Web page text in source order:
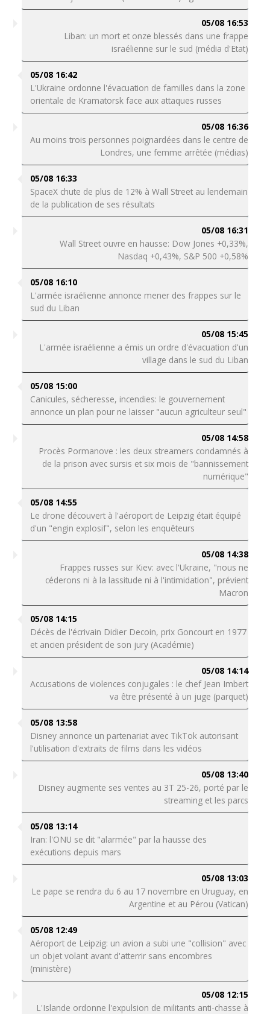
05/08 16:53
Liban: un mort et onze blessés dans une frappe
israélienne sur le sud (média d'Etat)
05/08 16:42
L'Ukraine ordonne l'évacuation de familles dans la zone
orientale de Kramatorsk face aux attaques russes
05/08 16:36
Au moins trois personnes poignardées dans le centre de
Londres, une femme arrêtée (médias)
05/08 16:33
SpaceX chute de plus de 12% à Wall Street au lendemain
de la publication de ses résultats
05/08 16:31
Wall Street ouvre en hausse: Dow Jones +0,33%,
Nasdaq +0,43%, S&P 500 +0,58%
05/08 16:10
L'armée israélienne annonce mener des frappes sur le
sud du Liban
05/08 15:45
L'armée israélienne a émis un ordre d'évacuation d'un
village dans le sud du Liban
05/08 15:00
Canicules, sécheresse, incendies: le gouvernement
annonce un plan pour ne laisser "aucun agriculteur seul"
05/08 14:58
Procès Pormanove : les deux streamers condamnés à
de la prison avec sursis et six mois de "bannissement
numérique"
05/08 14:55
Le drone découvert à l'aéroport de Leipzig était équipé
d'un "engin explosif", selon les enquêteurs
05/08 14:38
Frappes russes sur Kiev: avec l'Ukraine, "nous ne
céderons ni à la lassitude ni à l'intimidation", prévient
Macron
05/08 14:15
Décès de l'écrivain Didier Decoin, prix Goncourt en 1977
et ancien président de son jury (Académie)
05/08 14:14
Accusations de violences conjugales : le chef Jean Imbert
va être présenté à un juge (parquet)
05/08 13:58
Disney annonce un partenariat avec TikTok autorisant
l'utilisation d'extraits de films dans les vidéos
05/08 13:40
Disney augmente ses ventes au 3T 25-26, porté par le
streaming et les parcs
05/08 13:14
Iran: l'ONU se dit "alarmée" par la hausse des
exécutions depuis mars
05/08 13:03
Le pape se rendra du 6 au 17 novembre en Uruguay, en
Argentine et au Pérou (Vatican)
05/08 12:49
Aéroport de Leipzig: un avion a subi une "collision" avec
un objet volant avant d'atterrir sans encombres
(ministère)
05/08 12:15
L'Islande ordonne l'expulsion de militants anti-chasse à